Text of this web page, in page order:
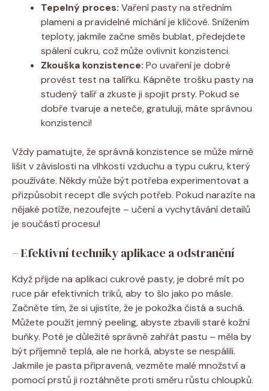
Tepelný proces: Vaření pasty na středním
plameni a pravidelné míchání je klíčové. Snížením
teploty, jakmile začne směs bublat, předejdete
spálení cukru, což může ovlivnit konzistenci.
Zkouška konzistence: Po uvaření je dobré
provést test na talířku. Kápněte trošku pasty na
studený talíř a zkuste ji spojit prsty. Pokud se
dobře tvaruje a neteče, gratuluji, máte správnou
konzistenci!
Vždy pamatujte, že správná konzistence se může mírně
lišit v závislosti na vlhkosti vzduchu a typu cukru, který
používáte. Někdy může být potřeba experimentovat a
přizpůsobit recept dle svých potřeb. Pokud narazíte na
nějaké potíže, nezoufejte – učení a vychytávání detailů
je součástí procesu!
– Efektivní techniky aplikace a odstranění
Když přijde na aplikaci cukrové pasty, je dobré mít po
ruce pár efektivních triků, aby to šlo jako po másle.
Začněte tím, že si ujistíte, že je pokožka čistá a suchá.
Můžete použít jemný peeling, abyste zbavili staré kožní
buňky. Poté je důležité správně zahřát pastu – měla by
být příjemně teplá, ale ne horká, abyste se nespálili.
Jakmile je pasta připravená, vezměte malé množství a
pomocí prstů ji roztáhněte proti směru růstu chloupků.